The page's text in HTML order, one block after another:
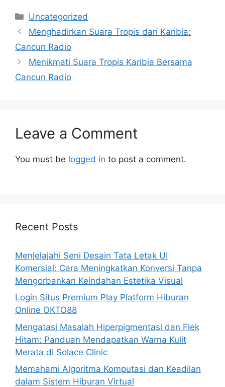
Categories
Uncategorized
Menghadirkan Suara Tropis dari Karibia:
Cancun Radio
Menikmati Suara Tropis Karibia Bersama
Cancun Radio
Leave a Comment
You must be logged in to post a comment.
Recent Posts
Menjelajahi Seni Desain Tata Letak UI
Komersial: Cara Meningkatkan Konversi Tanpa
Mengorbankan Keindahan Estetika Visual
Login Situs Premium Play Platform Hiburan
Online OKTO88
Mengatasi Masalah Hiperpigmentasi dan Flek
Hitam: Panduan Mendapatkan Warna Kulit
Merata di Solace Clinic
Memahami Algoritma Komputasi dan Keadilan
dalam Sistem Hiburan Virtual